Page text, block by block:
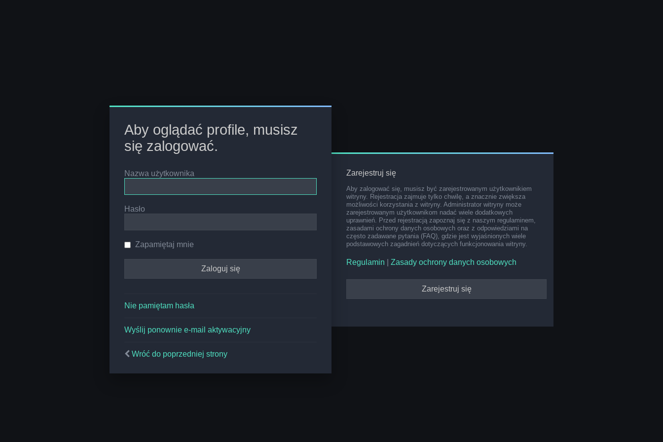
Aby oglądać profile, musisz
się zalogować.
Nazwa użytkownika
Hasło
Zapamiętaj mnie
Nie pamiętam hasła
Wyślij ponownie e-mail aktywacyjny
Wróć do poprzedniej strony
Zarejestruj się
Aby zalogować się, musisz być zarejestrowanym użytkownikiem
witryny. Rejestracja zajmuje tylko chwilę, a znacznie zwiększa
możliwości korzystania z witryny. Administrator witryny może
zarejestrowanym użytkownikom nadać wiele dodatkowych
uprawnień. Przed rejestracją zapoznaj się z naszym regulaminem,
zasadami ochrony danych osobowych oraz z odpowiedziami na
często zadawane pytania (FAQ), gdzie jest wyjaśnionych wiele
podstawowych zagadnień dotyczących funkcjonowania witryny.
Regulamin Zasady ochrony danych osobowych
Zarejestruj się